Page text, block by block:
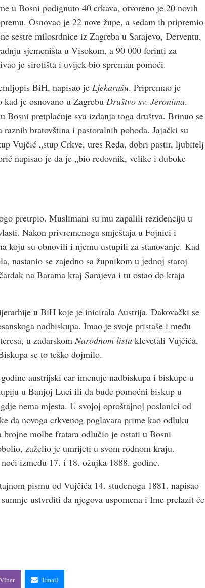
u Bosni podignuto 40 crkava, otvoreno je 20 novih
Osnovao je 22 nove župe, a sedam ih pripremio
sestre milosrdnice iz Zagreba u Sarajevo, Derventu,
sjemeništa u Visokom, a 90 000 forinti za
je sirotišta i uvijek bio spreman pomoći.
BiH, napisao je Ljekarušu. Pripremao je
je osnovano u Zagrebu Društvo sv. Jeronima.
Bosni pretplaćuje sva izdanja toga društva. Brinuo se
bratovština i pastoralnih pohoda. Jajački su
Vujčić „stup Crkve, ures Reda, dobri pastir, ljubitelj
napisao je da je „bio redovnik, velike i duboke
pretrpio. Muslimani su mu zapalili rezidenciju u
Nakon privremenoga smještaja u Fojnici i
koju su obnovili i njemu ustupili za stanovanje. Kad
nastanio se zajedno sa župnikom u jednoj staroj
na Barama kraj Sarajeva i tu ostao do kraja
u BiH koje je inicirala Austrija. Đakovački se
nadbiskupa. Imao je svoje pristaše i među
u zadarskom Narodnom listu klevetali Vujčića,
se to teško dojmilo.
austrijski car imenuje nadbiskupa i biskupe u
u Banjoj Luci ili da bude pomoćni biskup u
nema mjesta. U svojoj oproštajnoj poslanici od
da novoga crkvenog poglavara prime kao odluku
molbe fratara odlučio je ostati u Bosni
zaželio je umrijeti u svom rodnom kraju.
između 17. i 18. ožujka 1888. godine.
pismu od Vujčića 14. studenoga 1881. napisao
ustvrditi da njegova uspomena i Ime prelazit će
Viber Email